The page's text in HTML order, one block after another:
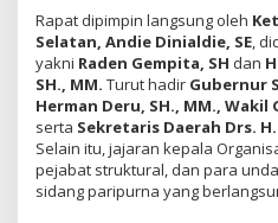
Rapat dipimpin langsung oleh
Selatan, Andie Dinialdie, SE,
yakni Raden Gempita, SH dan
SH., MM. Turut hadir Gubernur
Herman Deru, SH., MM., Wakil
serta Sekretaris Daerah Drs.
Selain itu, jajaran kepala
pejabat struktural, dan para
sidang paripurna yang